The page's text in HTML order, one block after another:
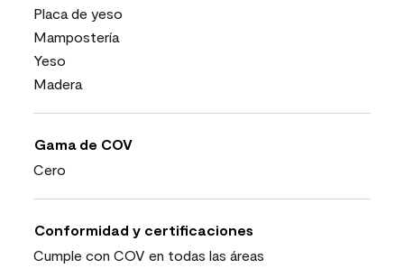
Placa de yeso
Mampostería
Yeso
Madera
Gama de COV
Cero
Conformidad y certificaciones
Cumple con COV en todas las áreas